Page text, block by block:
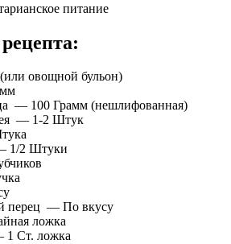
питание
овощной бульон)
— 100 Грамм (нешлифованная)
— 1-2 Штук
1/2 Штуки
перец — По вкусу
ложка
Ст. ложка